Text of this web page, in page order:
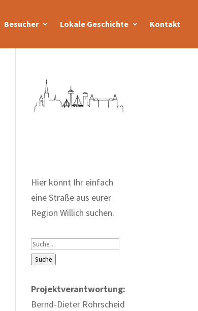
Besucher Lokale Geschichte Kontakt
Hier könnt Ihr einfach
eine Straße aus eurer
Region Willich suchen.
Suche
Suche
Projektverantwortung:
Bernd-Dieter Röhrscheid